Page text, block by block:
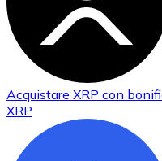
Acquistare XRP con
XRP